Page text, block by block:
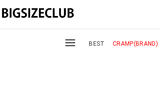
BEST CRAMP(BRAND)